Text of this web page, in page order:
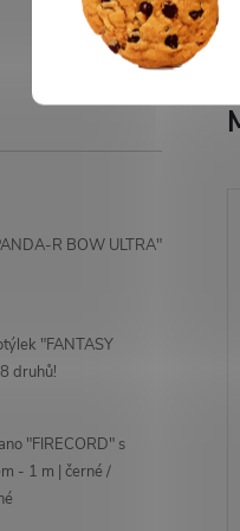
R BOW ULTRA"
"FANTASY
druhů!
"FIRECORD" s
- 1 m | černé /